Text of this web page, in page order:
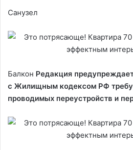
Санузел
Балкон Редакция
с Жилищным кодексом РФ
проводимых переустройств и